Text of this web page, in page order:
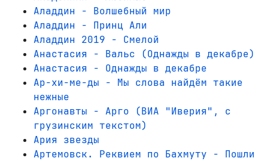
Аладдин - Волшебный мир
Аладдин - Принц Али
Аладдин 2019 - Смелой
Анастасия - Вальс (Однажды в декабре)
Анастасия - Однажды в декабре
Ар-хи-ме-ды - Мы слова найдём такие
нежные
Аргонавты - Арго (ВИА "Иверия", с
грузинским текстом)
Ария звезды
Артемовск. Реквием по Бахмуту - Пошли